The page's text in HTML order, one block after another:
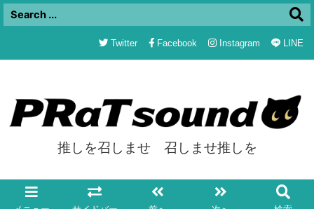
推しを召しませ 召しませ推しを
Twitter Facebook Instagram LINE